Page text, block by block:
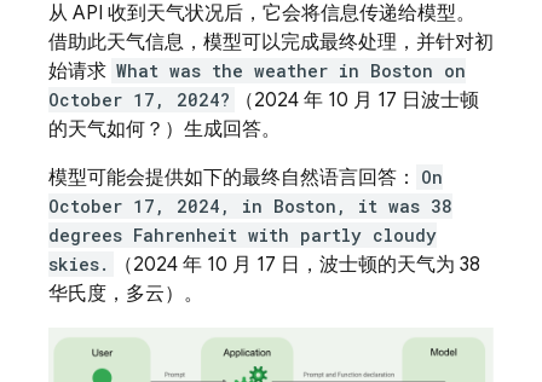
从 API 收到天气状况后，它会将信息传递给模型。
借助此天气信息，模型可以完成最终处理，并针对初
始请求 What was the weather in Boston on
October 17, 2024?
（2024 年 10 月 17 日波士顿
的天气如何？）生成回答。
模型可能会提供如下的最终自然语言回答：
On
October 17, 2024, in Boston, it was 38
degrees Fahrenheit with partly cloudy
skies.
（2024 年 10 月 17 日，波士顿的天气为 38
华氏度，多云）。